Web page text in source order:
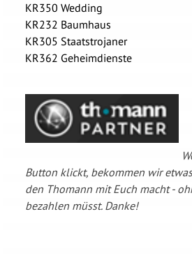
KR350 Wedding
KR232 Baumhaus
KR305 Staatstrojaner
KR362 Geheimdienste
Button klickt, bekommen wir
den Thomann mit Euch macht -
bezahlen müsst. Danke!